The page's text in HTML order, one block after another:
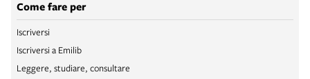
Come fare per
Iscriversi
Iscriversi a Emilib
Leggere, studiare, consultare